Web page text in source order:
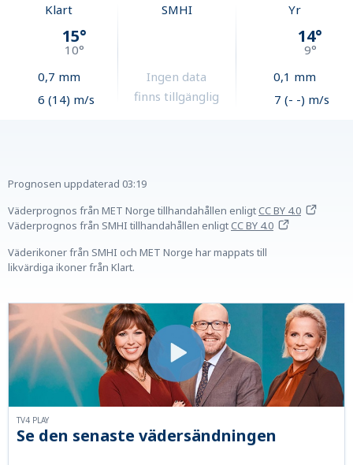
Klart
15°
10°
0,7 mm
6 (14) m/s
SMHI
Ingen data
finns tillgänglig
Yr
14°
9°
0,1 mm
7 (- -) m/s
Prognosen uppdaterad 03:19
Väderprognos från MET Norge tillhandahållen enligtCC BY 4.0
Väderprognos från SMHI tillhandahållen enligtCC BY 4.0
Väderikoner från SMHI och MET Norge har mappats till
likvärdiga ikoner från Klart.
Se den senaste vädersändningen
TV4 PLAY